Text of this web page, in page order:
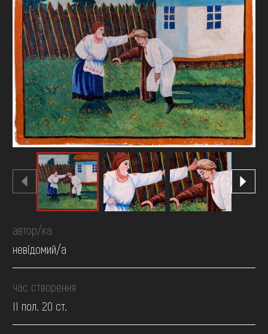
ОНЛАЙН-КРАМНИЦЯ
ПІДТРИМАТИ
автор/ка
невідомий/а
час створення
II пол. 20 ст.